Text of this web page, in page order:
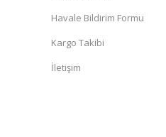
Havale Bildirim Formu
Kargo Takibi
İletişim